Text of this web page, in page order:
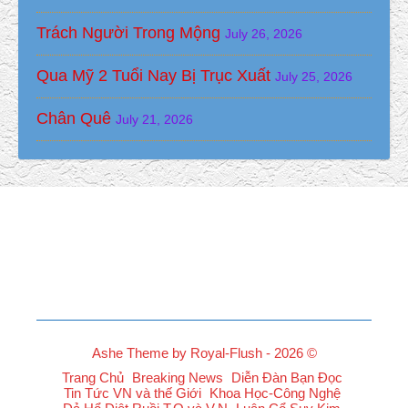
Trách Người Trong Mộng July 26, 2026
Qua Mỹ 2 Tuổi Nay Bị Trục Xuất July 25, 2026
Chân Quê July 21, 2026
Ashe Theme by Royal-Flush - 2026 ©
Trang Chủ
Breaking News
Diễn Đàn Bạn Đọc
Tin Tức VN và thế Giới
Khoa Học-Công Nghệ